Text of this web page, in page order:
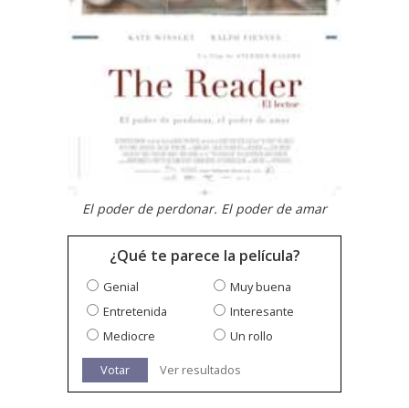
El poder de perdonar. El poder de amar
¿Qué te parece la película?
Genial
Muy buena
Entretenida
Interesante
Mediocre
Un rollo
Votar Ver resultados